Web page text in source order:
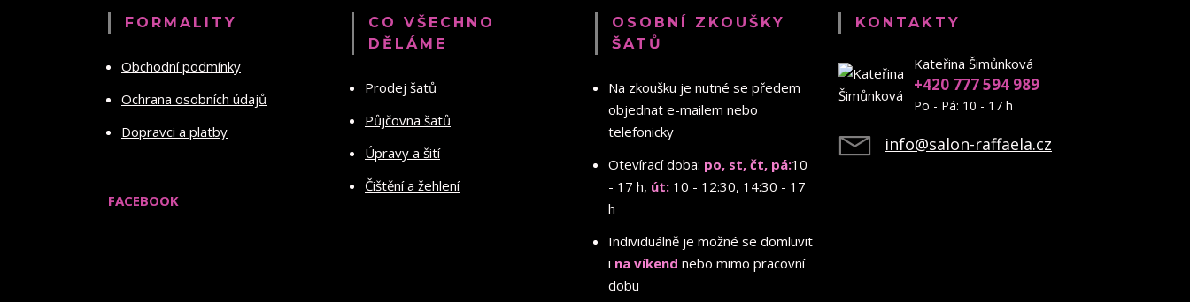
FORMALITY
Obchodní podmínky
Ochrana osobních údajů
Dopravci a platby
FACEBOOK
CO VŠECHNO
DĚLÁME
Prodej šatů
Půjčovna šatů
Úpravy a šití
Čištění a žehlení
OSOBNÍ ZKOUŠKY
ŠATŮ
Na zkoušku je nutné se předem
objednat e-mailem nebo
telefonicky
Otevírací doba: po, st, čt, pá:10
- 17 h, út: 10 - 12:30, 14:30 - 17
h
Individuálně je možné se domluvit
i na víkend nebo mimo pracovní
dobu
KONTAKTY
Kateřina Šimůnková
+420 777 594 989
Po - Pá: 10 - 17 h
info@salon-raffaela.cz